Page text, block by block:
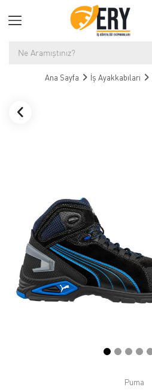
Ana Sayfa İş Ayakkabıları
Puma